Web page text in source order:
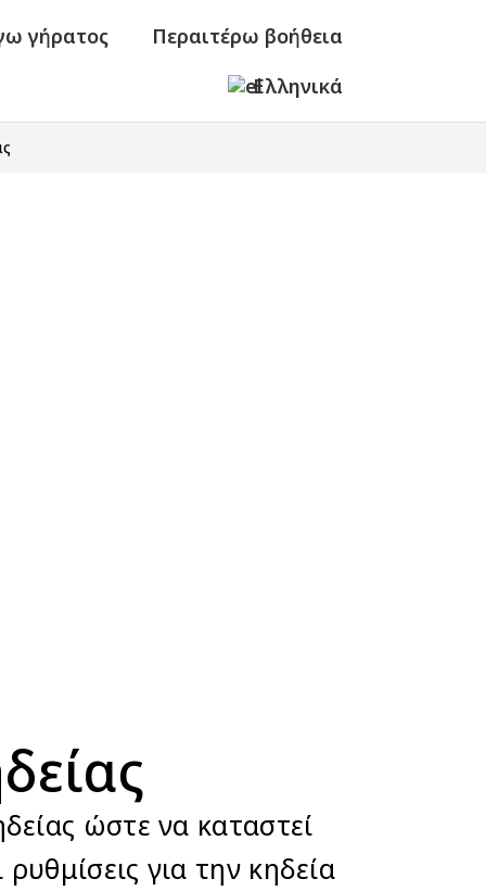
γήρατος
Περαιτέρω βοήθεια
Ελληνικά
ώστε να καταστεί
για την κηδεία